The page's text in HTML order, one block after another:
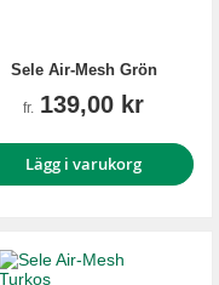
Sele Air-Mesh Grön
fr. 139,00 kr
Lägg i varukorg